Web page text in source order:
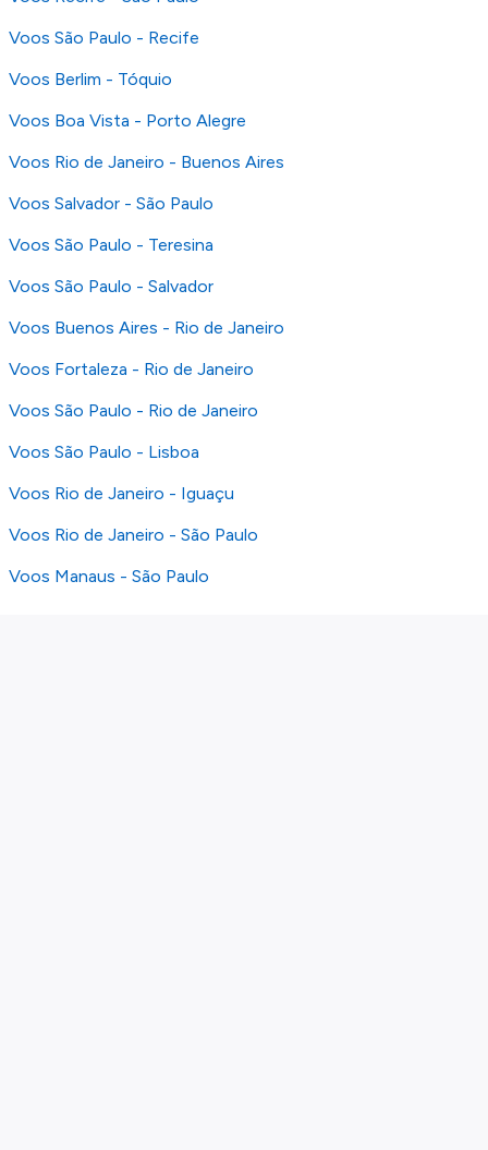
os nossos Termos e Condições
Voos São Paulo - Recife
Voos Berlim - Tóquio
Voos Boa Vista - Porto Alegre
Voos Rio de Janeiro - Buenos Aires
Voos Salvador - São Paulo
Voos São Paulo - Teresina
Voos São Paulo - Salvador
Voos Buenos Aires - Rio de Janeiro
Voos Fortaleza - Rio de Janeiro
Voos São Paulo - Rio de Janeiro
Voos São Paulo - Lisboa
Voos Rio de Janeiro - Iguaçu
Voos Rio de Janeiro - São Paulo
Voos Manaus - São Paulo